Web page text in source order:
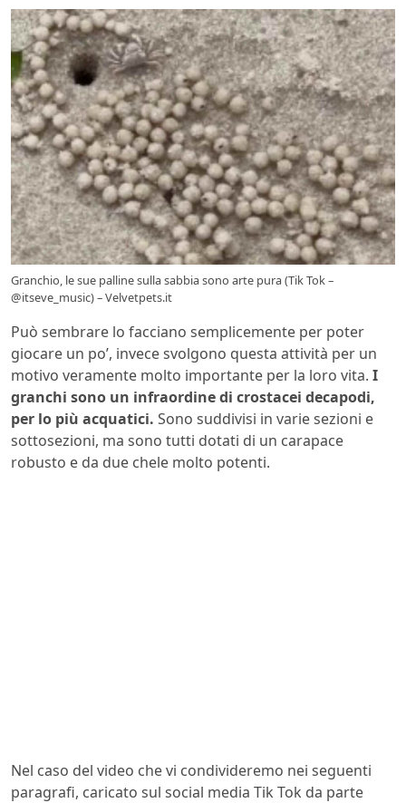
Granchio, le sue palline sulla sabbia sono arte pura (Tik Tok –
@itseve_music) – Velvetpets.it
Può sembrare lo facciano semplicemente per poter
giocare un po’, invece svolgono questa attività per un
motivo veramente molto importante per la loro vita. I
granchi sono un infraordine di crostacei decapodi,
per lo più acquatici. Sono suddivisi in varie sezioni e
sottosezioni, ma sono tutti dotati di un carapace
robusto e da due chele molto potenti.
Nel caso del video che vi condivideremo nei seguenti
paragrafi, caricato sul social media Tik Tok da parte